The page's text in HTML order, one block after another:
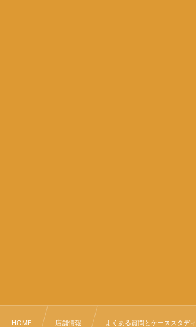
HOME 店舗情報 よくある質問とケーススタディ